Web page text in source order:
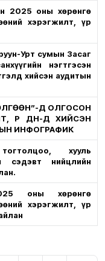
2025 оны хөрөнгө
хэрэгжилт, үр
Урт сумын Засаг
нэгтгэсэн
хийсэн аудитын
Д ОЛГОСОН
ҮР ДҮН-Д ХИЙСЭН
ИНФОГРАФИК
хууль
сэдэвт нийцлийн
оны хөрөнгө
хэрэгжилт, үр